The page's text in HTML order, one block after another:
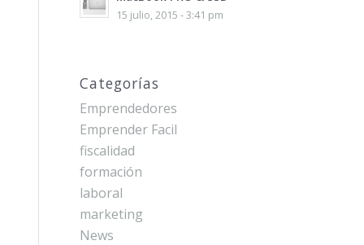
15 julio, 2015 - 3:41 pm
Categorías
Emprendedores
Emprender Facil
fiscalidad
formación
laboral
marketing
News